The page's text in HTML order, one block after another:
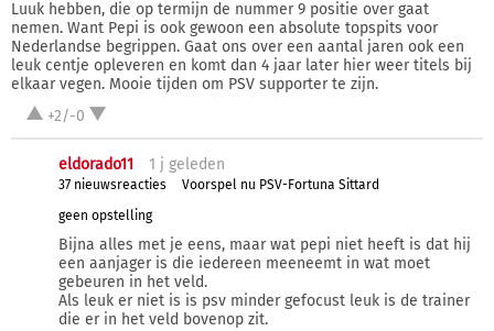
Luuk hebben, die op termijn de nummer 9 positie over gaat
nemen. Want Pepi is ook gewoon een absolute topspits voor
Nederlandse begrippen. Gaat ons over een aantal jaren ook een
leuk centje opleveren en komt dan 4 jaar later hier weer titels bij
elkaar vegen. Mooie tijden om PSV supporter te zijn.
+2/-0
eldorado11 1 j geleden
37 nieuwsreacties
Voorspel nu PSV-Fortuna Sittard
geen opstelling
Bijna alles met je eens, maar wat pepi niet heeft is dat hij
een aanjager is die iedereen meeneemt in wat moet
gebeuren in het veld.
Als leuk er niet is is psv minder gefocust leuk is de trainer
die er in het veld bovenop zit.